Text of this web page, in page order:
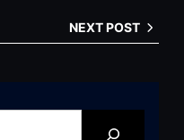
NEXT POST